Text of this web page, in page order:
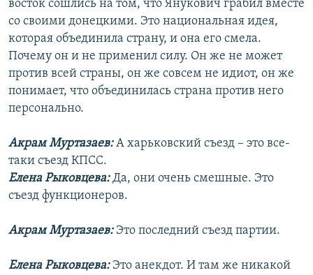
восток сошлись на том, что Янукович грабил вместе
со своими донецкими. Это национальная идея,
которая объединила страну, и она его смела.
Почему он и не применил силу. Он же не может
против всей страны, он же совсем не идиот, он же
понимает, что объединилась страна против него
персонально.
Акрам Муртазаев:А харьковский съезд – это все-
таки съезд КПСС.
Елена Рыковцева:Да, они очень смешные. Это
съезд функционеров.
Акрам Муртазаев: Это последний съезд партии.
Елена Рыковцева:Это анекдот. И там же никакой